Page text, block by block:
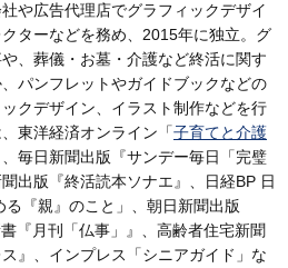
や広告代理店でグラフィックデザイ
ターなどを務め、2015年に独立。グ
、葬儀・お墓・介護など終活に関す
パンフレットやガイドブックなどの
クデザイン、イラスト制作などを行
東洋経済オンライン「子育てと介護
、毎日新聞出版『サンデー毎日「完璧
出版『終活読本ソナエ』、日経BP 日
る『親』のこと」、朝日新聞出版
書『月刊「仏事」』、高齢者住宅新聞
』、インプレス「シニアガイド」な